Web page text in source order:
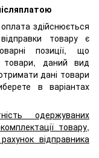
здійснюється
товару є
позиції, що
товари, даний вид
дані товари
в варіантах
одержуваних
товару,
відправника